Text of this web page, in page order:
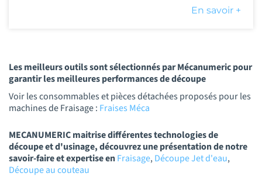
En savoir +
Les meilleurs outils sont sélectionnés par Mécanumeric pour
garantir les meilleures performances de découpe
Voir les consommables et pièces détachées proposés pour les
machines de Fraisage : Fraises Méca
MECANUMERIC maitrise différentes technologies de
découpe et d'usinage, découvrez une présentation de notre
savoir-faire et expertise enFraisage,Découpe Jet d'eau,
Découpe au couteau